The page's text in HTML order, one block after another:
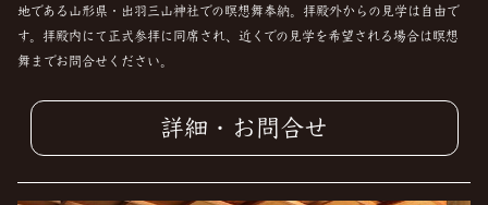
地である山形県・出羽三山神社での瞑想舞奉納。拝殿外からの見学は自由で
す。拝殿内にて正式参拝に同席され、近くでの見学を希望される場合は瞑想
舞までお問合せください。
詳細・お問合せ